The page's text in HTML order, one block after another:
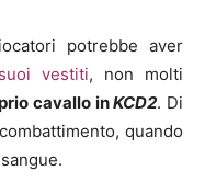
potrebbe aver
vestiti, non molti
cavallo inKCD2. Di
quando